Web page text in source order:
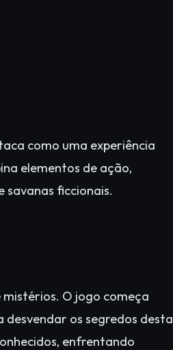
como uma experiência
elementos de ação,
ficcionais.
O jogo começa
os segredos desta
enfrentando